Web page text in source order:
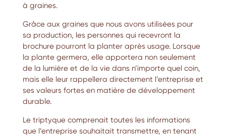
à graines.
Grâce aux graines que nous avons utilisées pour
sa production, les personnes qui recevront la
brochure pourront la planter après usage. Lorsque
la plante germera, elle apportera non seulement
de la lumière et de la vie dans n’importe quel coin,
mais elle leur rappellera directement l’entreprise et
ses valeurs fortes en matière de développement
durable.
Le triptyque comprenait toutes les informations
que l’entreprise souhaitait transmettre, en tenant